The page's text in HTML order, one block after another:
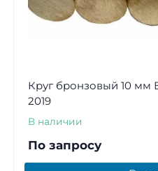
Круг бронзовый 10 мм
2019
В наличии
По запросу